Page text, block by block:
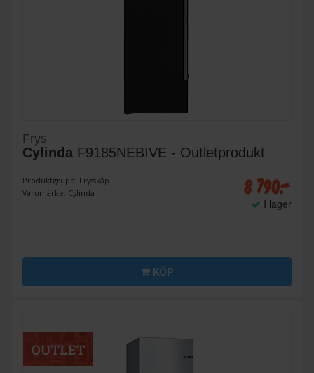
Frys
Cylinda F9185NEBIVE - Outletprodukt
Produktgrupp: Frysskåp
Varumärke: Cylinda
8 790:-
I lager
KÖP